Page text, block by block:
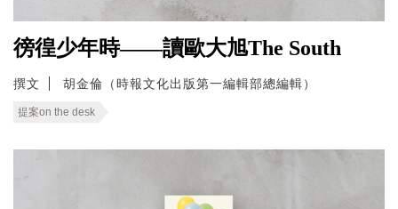
徬徨少年時——讀歐大旭The South
撰文 胡金倫（時報文化出版第一編輯部總編輯）
提案on the desk